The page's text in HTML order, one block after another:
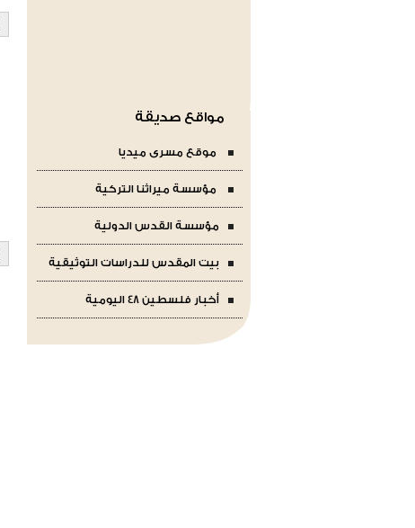
مواقع صديقة
موقع مسرى ميديا
مؤسسة ميراثنا التركية
مؤسسة القدس الدولية
بيت المقدس للدراسات التوثيقية
أخبار فلسطين 48 اليومية